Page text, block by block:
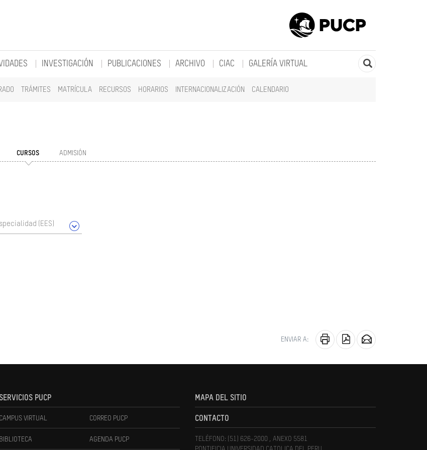
TRÁMITES MATRÍCULA RECURSOS HORARIOS INTERNACIONALIZACIÓN CALENDARIO
INVESTIGACIÓN PUBLICACIONES ARCHIVO CIAC GALERÍA VIRTUAL
CURSOS ADMISIÓN
(EES)
ENVIAR A:
PUCP
CAMPUS VIRTUAL CORREO PUCP
BIBLIOTECA AGENDA PUCP
MAPA DEL SITIO
CONTACTO
TELÉFONO: (51) 626-2000 , ANEXO 5581